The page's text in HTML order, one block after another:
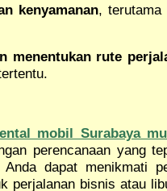
kenyamanan, terutama
menentukan rute
mobil Surabaya
perencanaan yang
dapat menikmati
perjalanan bisnis atau